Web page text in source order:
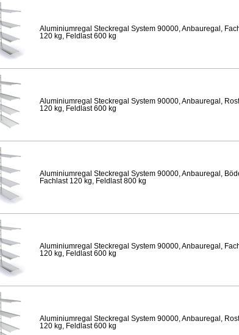
Aluminiumregal Steckregal System 90000, Anbauregal,
120 kg, Feldlast 600 kg
Aluminiumregal Steckregal System 90000, Anbauregal,
120 kg, Feldlast 600 kg
Aluminiumregal Steckregal System 90000, Anbauregal,
Fachlast 120 kg, Feldlast 800 kg
Aluminiumregal Steckregal System 90000, Anbauregal,
120 kg, Feldlast 600 kg
Aluminiumregal Steckregal System 90000, Anbauregal,
120 kg, Feldlast 600 kg